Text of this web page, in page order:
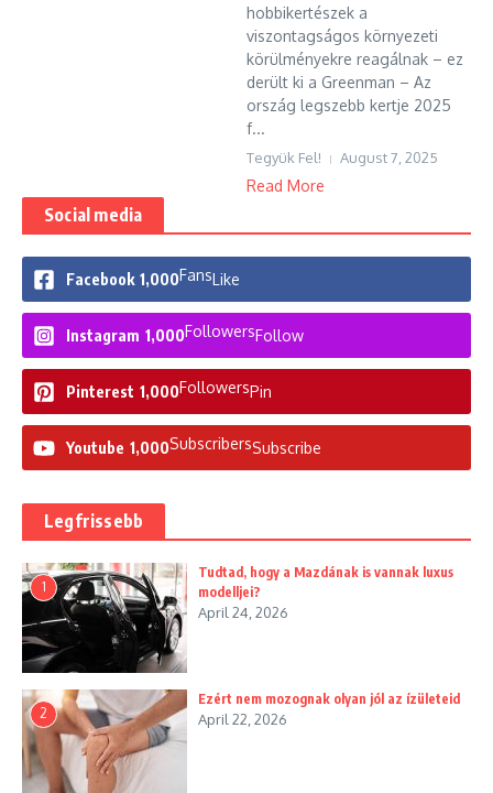
hobbikertészek a
viszontagságos környezeti
körülményekre reagálnak – ez
derült ki a Greenman – Az
ország legszebb kertje 2025
f...
Tegyük Fel! August 7, 2025
Read More
Social media
Facebook 1,000FansLike
Instagram 1,000FollowersFollow
Pinterest 1,000FollowersPin
Youtube 1,000SubscribersSubscribe
Legfrissebb
1
Tudtad, hogy a Mazdának is vannak luxus
modelljei?
April 24, 2026
2
Ezért nem mozognak olyan jól az ízületeid
April 22, 2026